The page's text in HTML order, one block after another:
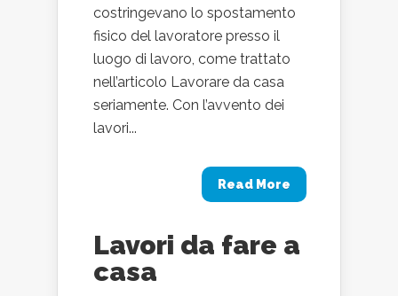
costringevano lo spostamento
fisico del lavoratore presso il
luogo di lavoro, come trattato
nell’articolo Lavorare da casa
seriamente. Con l’avvento dei
lavori...
Read More
Lavori da fare a
casa